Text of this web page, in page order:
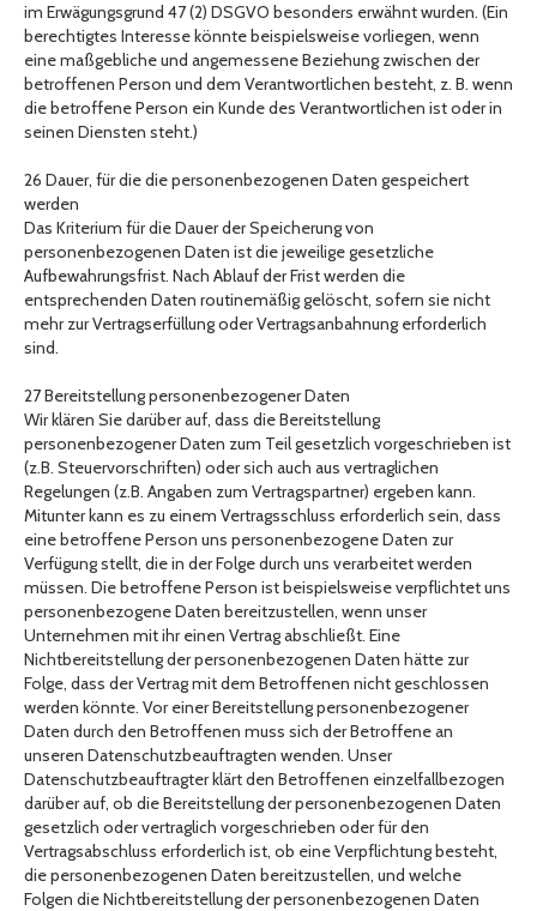
im Erwägungsgrund 47 (2) DSGVO besonders erwähnt wurden. (Ein
berechtigtes Interesse könnte beispielsweise vorliegen, wenn
eine maßgebliche und angemessene Beziehung zwischen der
betroffenen Person und dem Verantwortlichen besteht, z. B. wenn
die betroffene Person ein Kunde des Verantwortlichen ist oder in
seinen Diensten steht.)
26 Dauer, für die die personenbezogenen Daten gespeichert
werden
Das Kriterium für die Dauer der Speicherung von
personenbezogenen Daten ist die jeweilige gesetzliche
Aufbewahrungsfrist. Nach Ablauf der Frist werden die
entsprechenden Daten routinemäßig gelöscht, sofern sie nicht
mehr zur Vertragserfüllung oder Vertragsanbahnung erforderlich
sind.
27 Bereitstellung personenbezogener Daten
Wir klären Sie darüber auf, dass die Bereitstellung
personenbezogener Daten zum Teil gesetzlich vorgeschrieben ist
(z.B. Steuervorschriften) oder sich auch aus vertraglichen
Regelungen (z.B. Angaben zum Vertragspartner) ergeben kann.
Mitunter kann es zu einem Vertragsschluss erforderlich sein, dass
eine betroffene Person uns personenbezogene Daten zur
Verfügung stellt, die in der Folge durch uns verarbeitet werden
müssen. Die betroffene Person ist beispielsweise verpflichtet uns
personenbezogene Daten bereitzustellen, wenn unser
Unternehmen mit ihr einen Vertrag abschließt. Eine
Nichtbereitstellung der personenbezogenen Daten hätte zur
Folge, dass der Vertrag mit dem Betroffenen nicht geschlossen
werden könnte. Vor einer Bereitstellung personenbezogener
Daten durch den Betroffenen muss sich der Betroffene an
unseren Datenschutzbeauftragten wenden. Unser
Datenschutzbeauftragter klärt den Betroffenen einzelfallbezogen
darüber auf, ob die Bereitstellung der personenbezogenen Daten
gesetzlich oder vertraglich vorgeschrieben oder für den
Vertragsabschluss erforderlich ist, ob eine Verpflichtung besteht,
die personenbezogenen Daten bereitzustellen, und welche
Folgen die Nichtbereitstellung der personenbezogenen Daten